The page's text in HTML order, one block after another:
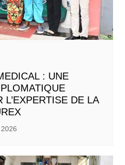
: UNE
L’EXPERTISE DE LA